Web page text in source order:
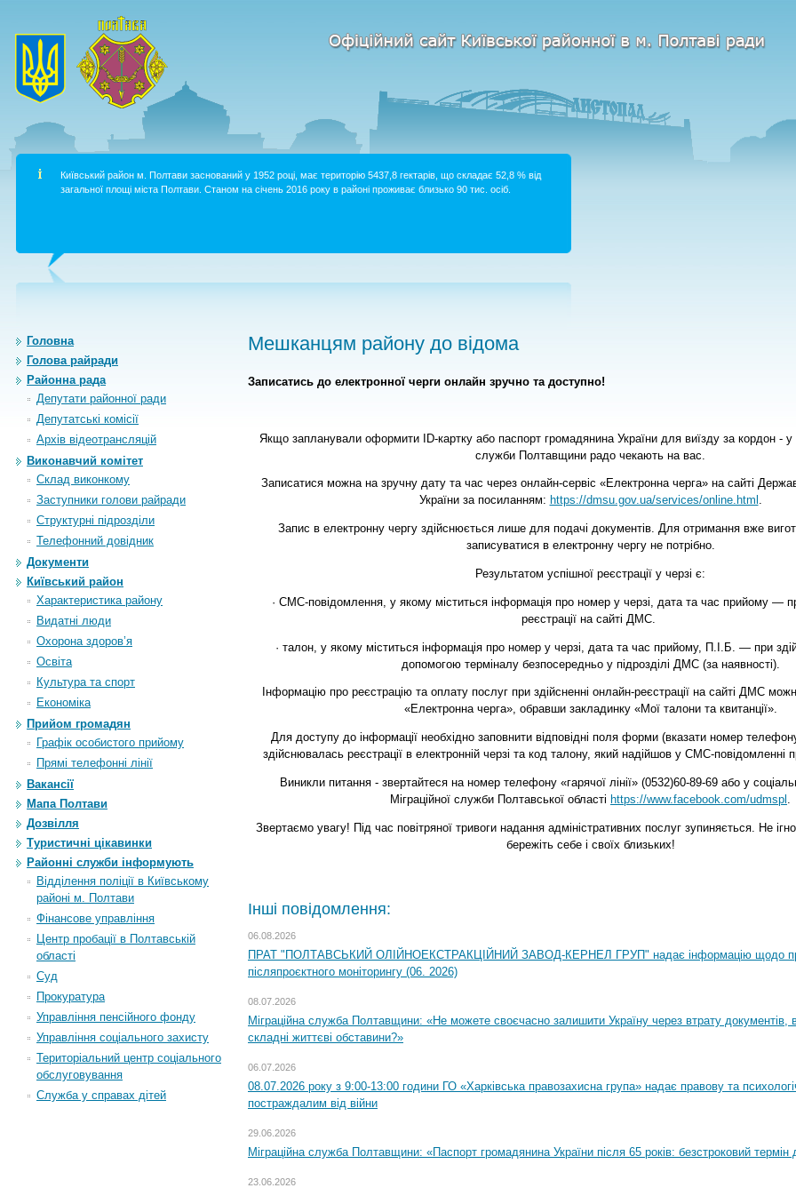
Київський район м. Полтави заснований у 1952 році, має територію 5437,8 гектарів, що складає 52,8 % від
загальної площі міста Полтави. Станом на січень 2016 року в районі проживає близько 90 тис. осіб.
Головна
Голова райради
Районна рада
Депутати районної ради
Депутатські комісії
Архiв вiдеотрансляцiй
Виконавчий комітет
Склад виконкому
Заступники голови райради
Структурні підрозділи
Телефонний довідник
Документи
Київський район
Характеристика району
Видатні люди
Охорона здоров’я
Освіта
Культура та спорт
Економіка
Прийом громадян
Графік особистого прийому
Прямі телефонні лінії
Вакансії
Мапа Полтави
Дозвілля
Туристичні цікавинки
Районні служби інформують
Відділення поліції в Київському
районі м. Полтави
Фінансове управління
Центр пробації в Полтавській
області
Суд
Прокуратура
Управління пенсійного фонду
Управління соціального захисту
Територіальний центр соціального
обслуговування
Служба у справах дітей
Мешканцям району до відома
Записатись до електронної черги онлайн зручно та доступно!
Якщо запланували оформити ID-картку або паспорт громадянина України для виїзду за кордон - у
служби Полтавщини радо чекають на вас.
Записатися можна на зручну дату та час через онлайн-сервіс «Електронна черга» на сайті
України за посиланням: https://dmsu.gov.ua/services/online.html .
Запис в електронну чергу здійснюється лише для подачі документів. Для отримання вже
записуватися в електронну чергу не потрібно.
Результатом успішної реєстрації у черзі є:
· СМС-повідомлення, у якому міститься інформація про номер у черзі, дата та час прийому —
реєстрації на сайті ДМС.
· талон, у якому міститься інформація про номер у черзі, дата та час прийому, П.І.Б. — при
допомогою терміналу безпосередньо у підрозділі ДМС (за наявності).
Інформацію про реєстрацію та оплату послуг при здійсненні онлайн-реєстрації на сайті ДМС
«Електронна черга», обравши закладинку «Мої талони та квитанції».
Для доступу до інформації необхідно заповнити відповідні поля форми (вказати номер
здійснювалась реєстрації в електронній черзі та код талону, який надійшов у СМС-повідомленні
Виникли питання - звертайтеся на номер телефону «гарячої лінії» (0532)60-89-69 або у
Міграційної служби Полтавської області https://www.facebook.com/udmspl
Звертаємо увагу! Під час повітряної тривоги надання адміністративних послуг зупиняється. Не
бережіть себе і своїх близьких!
Інші повідомлення:
06.08.2026
ПРАТ "ПОЛТАВСЬКИЙ ОЛІЙНОЕКСТРАКЦІЙНИЙ ЗАВОД-КЕРНЕЛ ГРУП" надає інформацію щодо
післяпроєктного моніторингу (06. 2026)
08.07.2026
Міграційна служба Полтавщини: «Не можете своєчасно залишити Україну через втрату документів,
складні життєві обставини?»
06.07.2026
08.07.2026 року з 9:00-13:00 години ГО «Харківська правозахисна група» надає правову та
постраждалим від війни
29.06.2026
Міграційна служба Полтавщини: «Паспорт громадянина України після 65 років: безстроковий термін
23.06.2026